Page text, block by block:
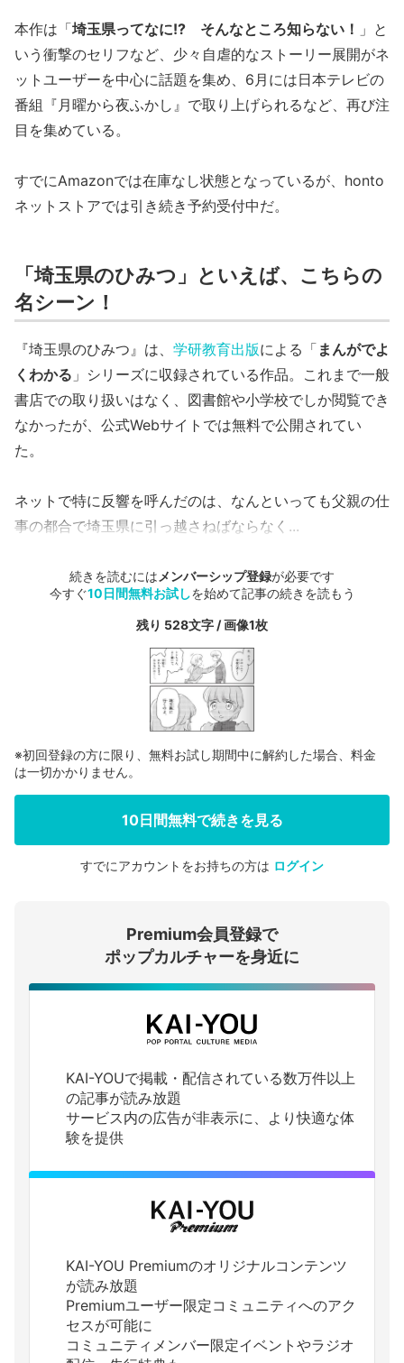
本作は「埼玉県ってなに!? そんなところ知らない！ 」と
いう衝撃のセリフなど、少々自虐的なストーリー展開がネ
ットユーザーを中心に話題を集め、6月には日本テレビの
番組『月曜から夜ふかし』で取り上げられるなど、再び注
目を集めている。
すでにAmazonでは在庫なし状態となっているが、honto
ネットストアでは引き続き予約受付中だ。
「埼玉県のひみつ」といえば、こちらの
名シーン！
『埼玉県のひみつ』は、 学研教育出版による「 まんがでよ
くわかる 」シリーズに収録されている作品。これまで一般
書店での取り扱いはなく、図書館や小学校でしか閲覧でき
なかったが、公式Webサイトでは無料で公開されてい
た。
ネットで特に反響を呼んだのは、なんといっても父親の仕
事の都合で埼玉県に引っ越さねばならなく...
続きを読むには メンバーシップ登録が必要です
今すぐ10日間無料お試しを始めて記事の続きを読もう
残り 528文字 / 画像1枚
会員登録する
ログインする
※初回登録の方に限り、無料お試し期間中に解約した場合、料金
は一切かかりません。
10日間無料で続きを見る
すでにアカウントをお持ちの方は ログイン
Premium会員登録で
ポップカルチャーを身近に
KAI-YOUで掲載・配信されている数万件以上
の記事が読み放題
サービス内の広告が非表示に、より快適な体
験を提供
KAI-YOU Premiumのオリジナルコンテンツ
が読み放題
Premiumユーザー限定コミュニティへのアク
セスが可能に
コミュニティメンバー限定イベントやラジオ